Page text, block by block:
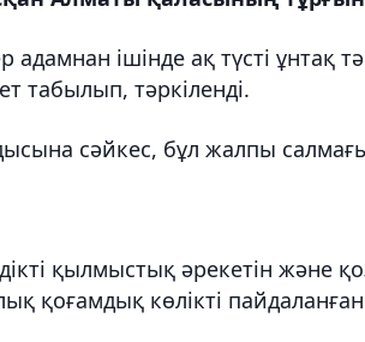
ішінде ақ түсті ұнтақ
табылып, тәркіленді.
сәйкес, бұл жалпы
қылмыстық әрекетін және
қоғамдық көлікті